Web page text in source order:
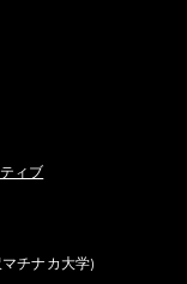
ィブ
チナカ大学)